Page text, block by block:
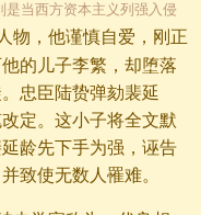
当西方资本主义列强入侵
物，他谨慎自爱，刚正
的儿子李繁，却堕落
忠臣陆贽弹劾裴延
定。这小子将全文默
龄先下手为强，诬告
致使无数人罹难。